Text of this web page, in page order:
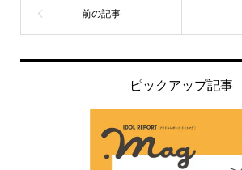
ピックアップ記事